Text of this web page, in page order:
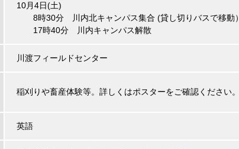
10⽉4⽇(土)
8時30分 川内北キャンパス集合 (貸し切りバスで移動）
17時40分 川内キャンパス解散
川渡フィールドセンター
稲刈りや畜産体験等。詳しくはポスターをご確認ください。
英語